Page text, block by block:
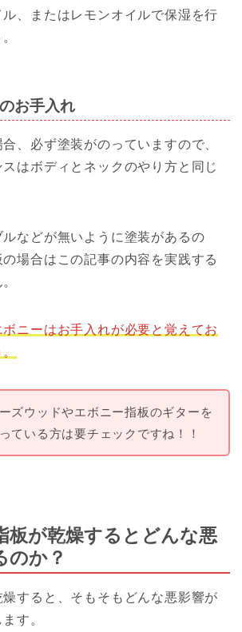
、またはレモンオイルで保湿を行
お手入れ
、必ず塗装がのっていますので、
はボディとネックのやり方と同じ
などが無いように塗装があるの
場合はこの記事の内容を実践する
ニーはお手入れが必要と覚えてお
ズウッドやエボニー指板のギターを
ている方は要チェックですね！！
板が乾燥するとどんな悪
のか？
すると、そもそもどんな悪影響が
す。